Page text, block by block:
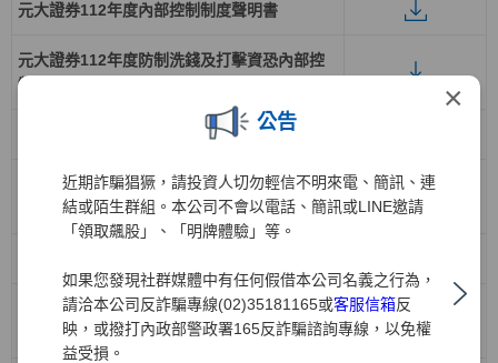
×
公告
近期詐騙猖獗，請投資人切勿輕信不明來電、簡訊、連
結或陌生群組。本公司不會以電話、簡訊或LINE邀請
「領取飆股」、「明牌體驗」等。
如果您發現社群媒體中有任何假借本公司名義之行為，
請洽本公司反詐騙專線(02)35181165或客服信箱反
映，或撥打內政部警政署165反詐騙諮詢專線，以免權
益受損。
元大證券112年度內部控制制度聲明書
元大證券112年度防制洗錢及打擊資恐內部控
制制度聲明書
元大證券111年度內部控制制度聲明書
元大證券111年度防制洗錢及打擊資恐內部控
制制度聲明書
元大證券110年度防制洗錢及打擊資恐內部控
制制度聲明書